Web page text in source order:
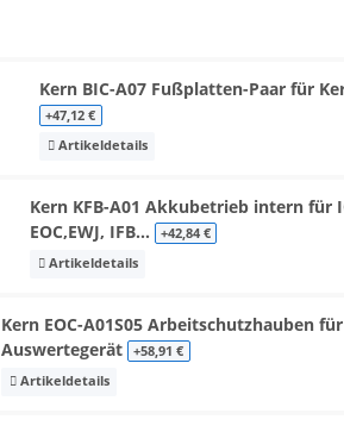
Kern BIC-A07 Fußplatten-Paar für
+47,12 €
Artikeldetails
Kern KFB-A01 Akkubetrieb intern für
EOC,EWJ, IFB...
+42,84 €
Artikeldetails
Kern EOC-A01S05 Arbeitschutzhauben für
Auswertegerät +58,91 €
Artikeldetails